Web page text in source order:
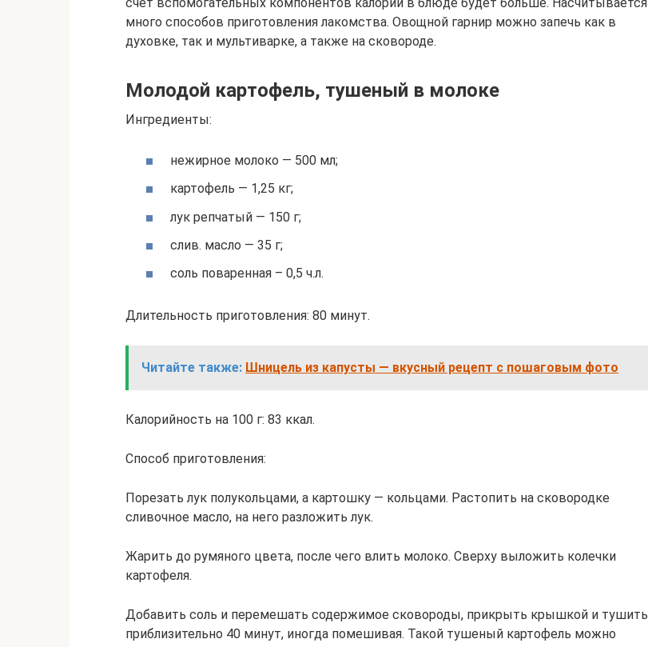
много способов приготовления лакомства. Овощной гарнир можно запечь как в
духовке, так и мультиварке, а также на сковороде.
Молодой картофель, тушеный в молоке
Ингредиенты:
нежирное молоко — 500 мл;
картофель — 1,25 кг;
лук репчатый — 150 г;
слив. масло — 35 г;
соль поваренная – 0,5 ч.л.
Длительность приготовления: 80 минут.
Читайте также: Шницель из капусты — вкусный рецепт с пошаговым фото
Калорийность на 100 г: 83 ккал.
Способ приготовления:
Порезать лук полукольцами, а картошку — кольцами. Растопить на сковородке
сливочное масло, на него разложить лук.
Жарить до румяного цвета, после чего влить молоко. Сверху выложить колечки
картофеля.
Добавить соль и перемешать содержимое сковороды, прикрыть крышкой и тушить
приблизительно 40 минут, иногда помешивая. Такой тушеный картофель можно